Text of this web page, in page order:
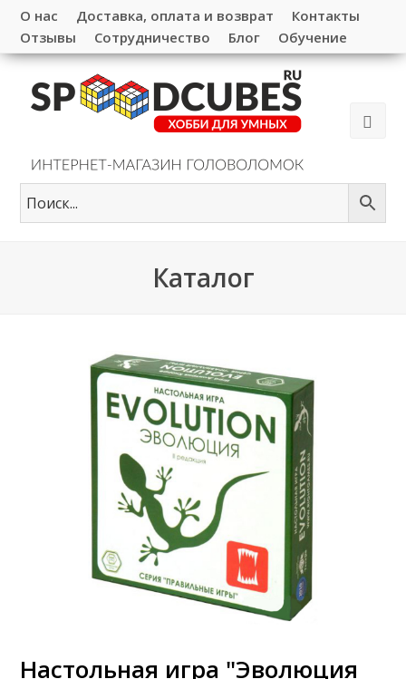
О нас Доставка, оплата и возврат
Контакты
Отзывы
Сотрудничество Блог Обучение
Каталог
Настольная игра "Эволюция